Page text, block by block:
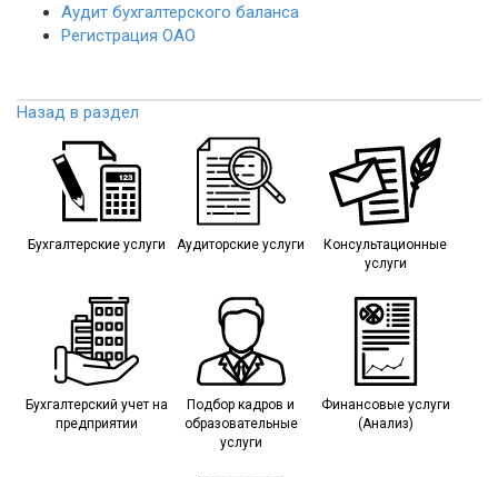
Аудит бухгалтерского баланса
Регистрация ОАО
Назад в раздел
Бухгалтерские услуги Аудиторские услуги
Консультационные
услуги
Бухгалтерский учет на
предприятии
Подбор кадров и
образовательные
услуги
Финансовые услуги
(Анализ)